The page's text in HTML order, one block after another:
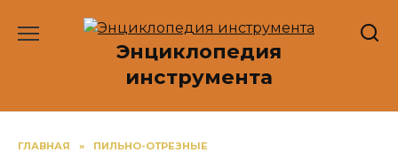
Энциклопедия
инструмента
ГЛАВНАЯ » ПИЛЬНО-ОТРЕЗНЫЕ